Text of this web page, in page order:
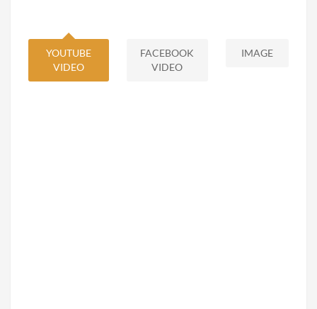
YOUTUBE
VIDEO
FACEBOOK
VIDEO
IMAGE